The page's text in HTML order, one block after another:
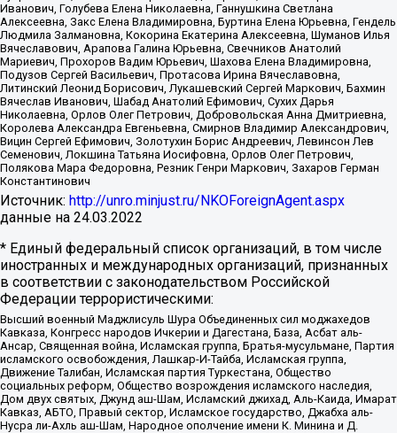
Иванович, Голубева Елена Николаевна, Ганнушкина Светлана
Алексеевна, Закс Елена Владимировна, Буртина Елена Юрьевна, Гендель
Людмила Залмановна, Кокорина Екатерина Алексеевна, Шуманов Илья
Вячеславович, Арапова Галина Юрьевна, Свечников Анатолий
Мариевич, Прохоров Вадим Юрьевич, Шахова Елена Владимировна,
Подузов Сергей Васильевич, Протасова Ирина Вячеславовна,
Литинский Леонид Борисович, Лукашевский Сергей Маркович, Бахмин
Вячеслав Иванович, Шабад Анатолий Ефимович, Сухих Дарья
Николаевна, Орлов Олег Петрович, Добровольская Анна Дмитриевна,
Королева Александра Евгеньевна, Смирнов Владимир Александрович,
Вицин Сергей Ефимович, Золотухин Борис Андреевич, Левинсон Лев
Семенович, Локшина Татьяна Иосифовна, Орлов Олег Петрович,
Полякова Мара Федоровна, Резник Генри Маркович, Захаров Герман
Константинович
Источник: http://unro.minjust.ru/NKOForeignAgent.aspx
данные на 24.03.2022
* Единый федеральный список организаций, в том числе
иностранных и международных организаций, признанных
в соответствии с законодательством Российской
Федерации террористическими:
Высший военный Маджлисуль Шура Объединенных сил моджахедов
Кавказа, Конгресс народов Ичкерии и Дагестана, База, Асбат аль-
Ансар, Священная война, Исламская группа, Братья-мусульмане, Партия
исламского освобождения, Лашкар-И-Тайба, Исламская группа,
Движение Талибан, Исламская партия Туркестана, Общество
социальных реформ, Общество возрождения исламского наследия,
Дом двух святых, Джунд аш-Шам, Исламский джихад, Аль-Каида, Имарат
Кавказ, АБТО, Правый сектор, Исламское государство, Джабха аль-
Нусра ли-Ахль аш-Шам, Народное ополчение имени К. Минина и Д.